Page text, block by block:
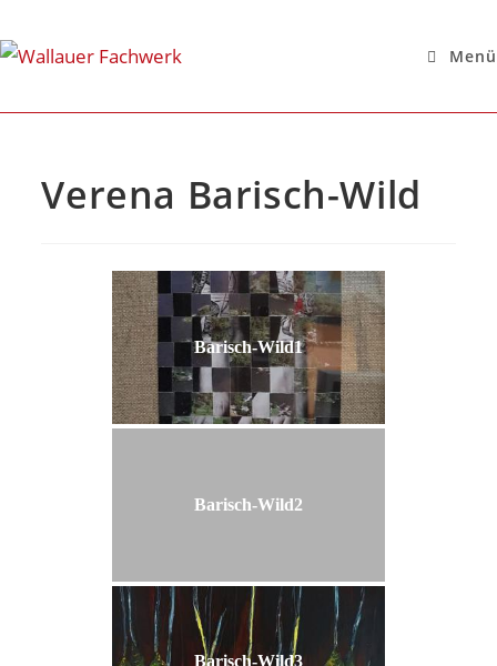
Menü
Verena Barisch-Wild
Barisch-Wild1
Barisch-Wild2
Barisch-Wild3